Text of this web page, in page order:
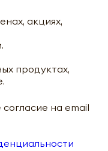
акциях,
продуктах,
на email